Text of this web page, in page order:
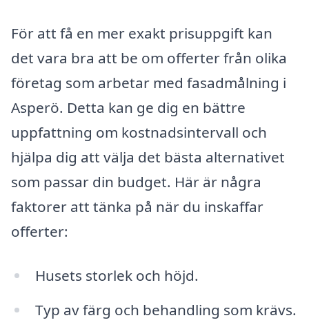
För att få en mer exakt prisuppgift kan
det vara bra att be om offerter från olika
företag som arbetar med fasadmålning i
Asperö. Detta kan ge dig en bättre
uppfattning om kostnadsintervall och
hjälpa dig att välja det bästa alternativet
som passar din budget. Här är några
faktorer att tänka på när du inskaffar
offerter:
Husets storlek och höjd.
Typ av färg och behandling som krävs.